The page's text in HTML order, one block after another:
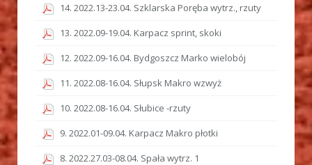
14. 2022.13-23.04. Szklarska Poręba wytrz., rzuty
13. 2022.09-19.04. Karpacz sprint, skoki
12. 2022.09-16.04. Bydgoszcz Marko wielobój
11. 2022.08-16.04. Słupsk Makro wzwyż
10. 2022.08-16.04. Słubice -rzuty
9. 2022.01-09.04. Karpacz Makro płotki
8. 2022.27.03-08.04. Spała wytrz. 1